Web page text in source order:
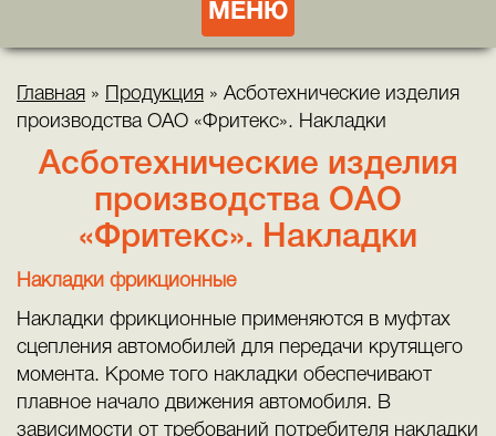
МЕНЮ
Главная » Продукция » Асботехнические изделия
производства ОАО «Фритекс». Накладки
Асботехнические изделия
производства ОАО
«Фритекс». Накладки
Накладки фрикционные
Накладки фрикционные применяются в муфтах
сцепления автомобилей для передачи крутящего
момента. Кроме того накладки обеспечивают
плавное начало движения автомобиля. В
зависимости от требований потребителя накладки